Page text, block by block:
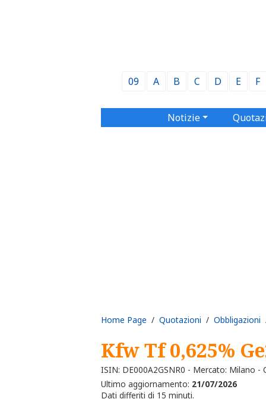
09 A B C D E F
Notizie
Home Page / Quotazioni / Obbligazioni
Kfw Tf 0,625%
ISIN: DE000A2GSNR0 - Mercato: Milano -
Ultimo aggiornamento: 21/07/2026
Dati differiti di 15 minuti.